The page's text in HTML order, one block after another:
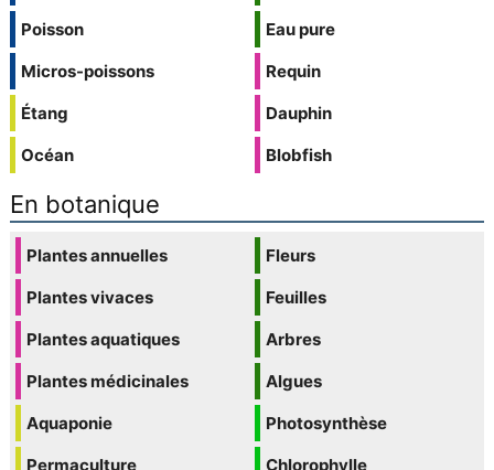
Poisson
Micros-poissons
Étang
Océan
Eau pure
Requin
Dauphin
Blobfish
En botanique
Plantes annuelles
Plantes vivaces
Plantes aquatiques
Plantes médicinales
Aquaponie
Permaculture
Fleurs
Feuilles
Arbres
Algues
Photosynthèse
Chlorophylle